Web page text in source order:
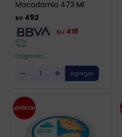
Macadamia 473 Ml
$U 492
$U 418
Cargando ...
- +